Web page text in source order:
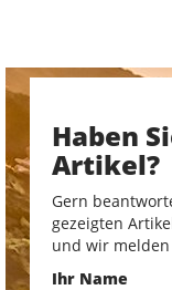
Haben
Artikel?
Gern
gezeigten
und wir
Ihr Name